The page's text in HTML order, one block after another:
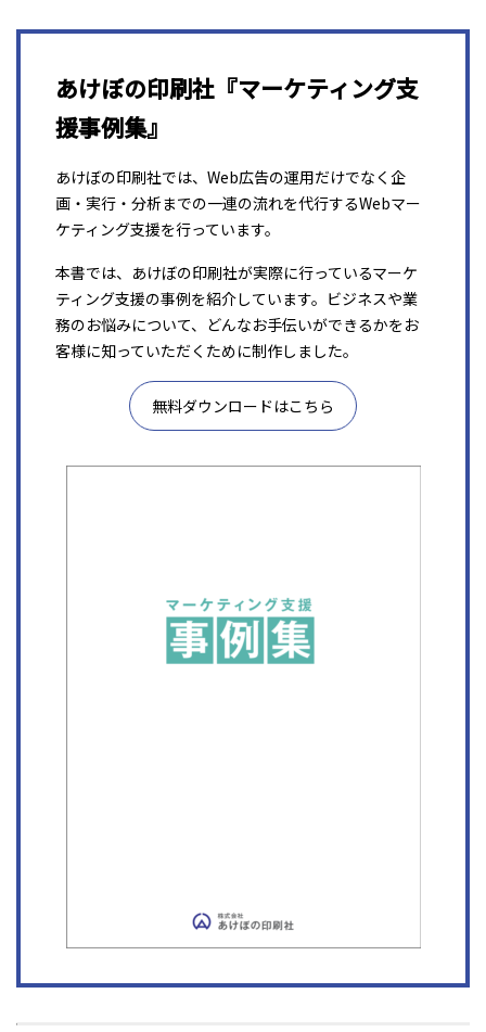
あけぼの印刷社『マーケティング支
援事例集』
あけぼの印刷社では、Web広告の運用だけでなく企
画・実行・分析までの一連の流れを代行するWebマー
ケティング支援を行っています。
本書では、あけぼの印刷社が実際に行っているマーケ
ティング支援の事例を紹介しています。ビジネスや業
務のお悩みについて、どんなお手伝いができるかをお
客様に知っていただくために制作しました。
無料ダウンロードはこちら